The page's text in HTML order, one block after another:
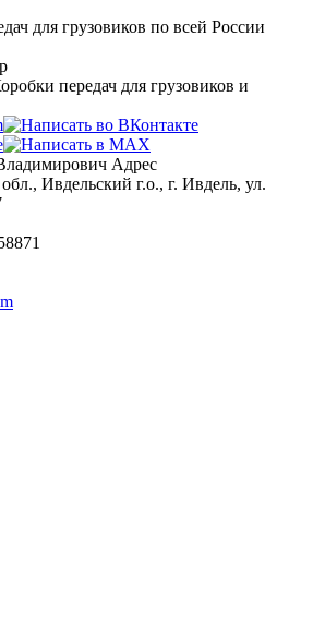
для грузовиков по всей России
передач для грузовиков и
Адрес
Ивдельский г.о., г. Ивдель, ул.